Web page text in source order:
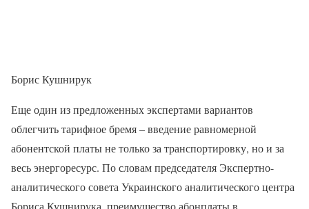
Борис Кушнирук
Еще один из предложенных экспертами вариантов
облегчить тарифное бремя – введение равномерной
абонентской платы не только за транспортировку, но и за
весь энергоресурс. По словам председателя Экспертно-
аналитического совета Украинского аналитического центра
Бориса Кушнирука, преимущество абонплаты в